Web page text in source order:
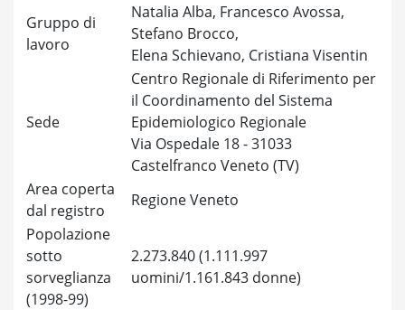
Gruppo di
lavoro
Natalia Alba, Francesco Avossa,
Stefano Brocco,
Elena Schievano, Cristiana Visentin
Sede
Centro Regionale di Riferimento per
il Coordinamento del Sistema
Epidemiologico Regionale
Via Ospedale 18 - 31033
Castelfranco Veneto (TV)
Area coperta
dal registro
Regione Veneto
Popolazione
sotto
sorveglianza
(1998-99)
2.273.840 (1.111.997
uomini/1.161.843 donne)